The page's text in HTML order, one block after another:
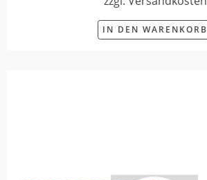
IN DEN WARENKORB